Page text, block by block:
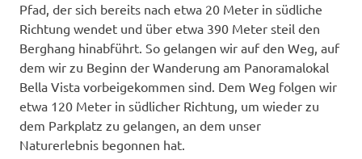
Pfad, der sich bereits nach etwa 20 Meter in südliche
Richtung wendet und über etwa 390 Meter steil den
Berghang hinabführt. So gelangen wir auf den Weg, auf
dem wir zu Beginn der Wanderung am Panoramalokal
Bella Vista vorbeigekommen sind. Dem Weg folgen wir
etwa 120 Meter in südlicher Richtung, um wieder zu
dem Parkplatz zu gelangen, an dem unser
Naturerlebnis begonnen hat.